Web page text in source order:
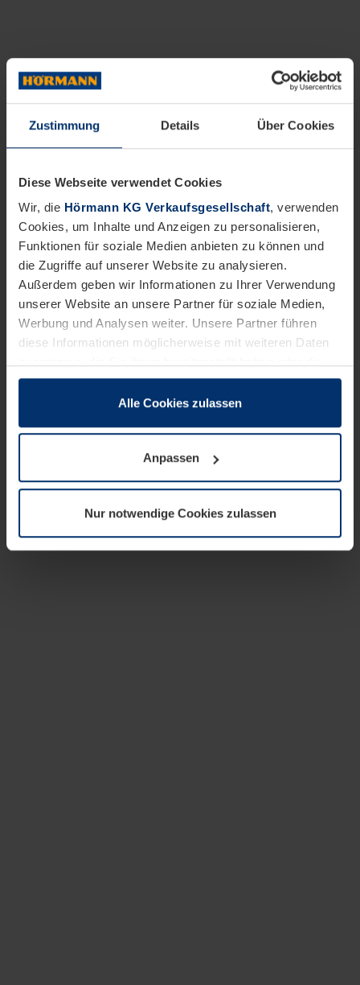
Zustimmung Details Über Cookies
Diese Webseite verwendet Cookies
Wir, die Hörmann KG Verkaufsgesellschaft, verwenden
Cookies, um Inhalte und Anzeigen zu personalisieren,
Funktionen für soziale Medien anbieten zu können und
die Zugriffe auf unserer Website zu analysieren.
Außerdem geben wir Informationen zu Ihrer Verwendung
unserer Website an unsere Partner für soziale Medien,
Werbung und Analysen weiter. Unsere Partner führen
diese Informationen möglicherweise mit weiteren Daten
sie im Rahmen Ihrer Nutzung der Dienste gesammelt
wenn diese für den Betrieb dieser Seite unbedingt
notwendig sind. Für alle anderen Cookie-Typen benötigen
wir Ihre Erlaubnis. Ihre Einwilligung können Sie jederzeit
Datenschutzerklärungunserer Website ändern oder
widerrufen.
Alle Cookies zulassen
Anpassen
Nur notwendige Cookies zulassen